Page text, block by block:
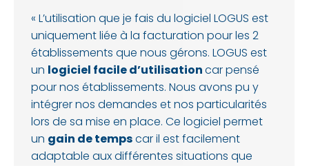
« L’utilisation que je fais du logiciel LOGUS est
uniquement liée à la facturation pour les 2
établissements que nous gérons. LOGUS est
un logiciel facile d’utilisationcar pensé
pour nos établissements. Nous avons pu y
intégrer nos demandes et nos particularités
lors de sa mise en place. Ce logiciel permet
un gain de tempscar il est facilement
adaptable aux différentes situations que